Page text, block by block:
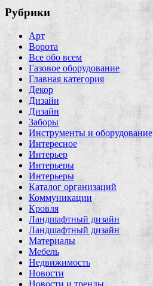
Рубрики
Арт
Ворота
Все обо всем
Газовое оборудование
Главная категория
Декор
Дизайн
Дизайн
Заборы
Инструменты и оборудование
Интересное
Интерьер
Интерьеры
Интерьеры
Каталог организаций
Коммуникации
Кровля
Ландшафтный дизайн
Ландшафтный дизайн
Материалы
Мебель
Недвижимость
Новости
Новости и тренды